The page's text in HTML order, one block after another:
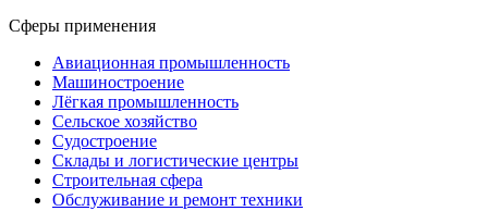
Сферы применения
Авиационная промышленность
Машиностроение
Лёгкая промышленность
Сельское хозяйство
Судостроение
Склады и логистические центры
Строительная сфера
Обслуживание и ремонт техники